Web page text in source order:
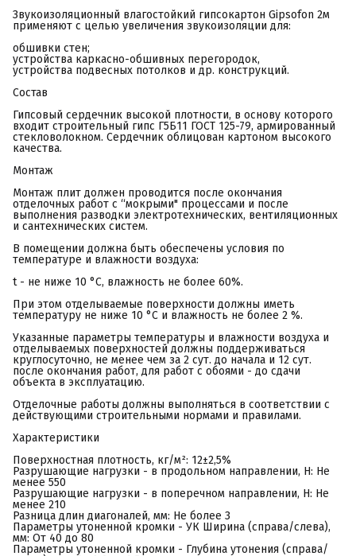
Звукоизоляционный влагостойкий гипсокартон Gipsofon 2м
применяют с целью увеличения звукоизоляции для:
обшивки стен;
устройства каркасно-обшивных перегородок,
устройства подвесных потолков и др. конструкций.
Состав
Гипсовый сердечник высокой плотности, в основу которого
входит строительный гипс Г5Б11 ГОСТ 125-79, армированный
стекловолокном. Сердечник облицован картоном высокого
качества.
Монтаж
Монтаж плит должен проводится после окончания
отделочных работ с “мокрыми" процессами и после
выполнения разводки электротехнических, вентиляционных
и сантехнических систем.
В помещении должна быть обеспечены условия по
температуре и влажности воздуха:
t - не ниже 10 °С, влажность не более 60%.
При этом отделываемые поверхности должны иметь
температуру не ниже 10 °С и влажность не более 2 %.
Указанные параметры температуры и влажности воздуха и
отделываемых поверхностей должны поддерживаться
круглосуточно, не менее чем за 2 сут. до начала и 12 сут.
после окончания работ, для работ с обоями - до сдачи
объекта в эксплуатацию.
Отделочные работы должны выполняться в соответствии с
действующими строительными нормами и правилами.
Характеристики
Поверхностная плотность, кг/м²: 12±2,5%
Разрушающие нагрузки - в продольном направлении, Н: Не
менее 550
Разрушающие нагрузки - в поперечном направлении, Н: Не
менее 210
Разница длин диагоналей, мм: Не более 3
Параметры утоненной кромки - УК Ширина (справа/слева),
мм: От 40 до 80
Параметры утоненной кромки - Глубина утонения (справа/